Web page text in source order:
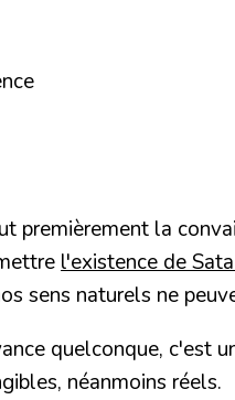
premièrement la
l'existence de
sens naturels ne
quelconque, c'est
néanmoins réels.